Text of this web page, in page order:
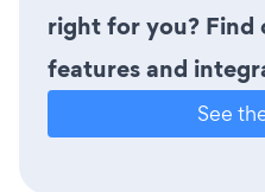
right for you? Find
features and
See